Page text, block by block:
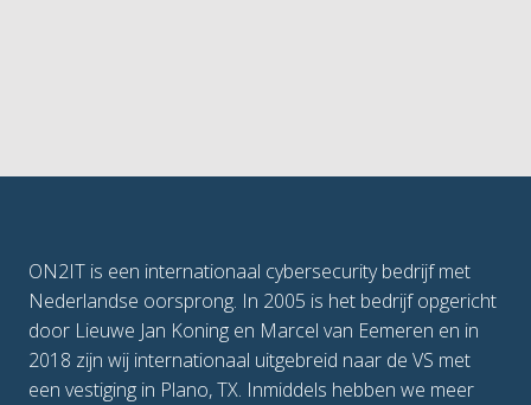
ON2IT is een internationaal cybersecurity bedrijf met
Nederlandse oorsprong. In 2005 is het bedrijf opgericht
door Lieuwe Jan Koning en Marcel van Eemeren en in
2018 zijn wij internationaal uitgebreid naar de VS met
een vestiging in Plano, TX. Inmiddels hebben we meer